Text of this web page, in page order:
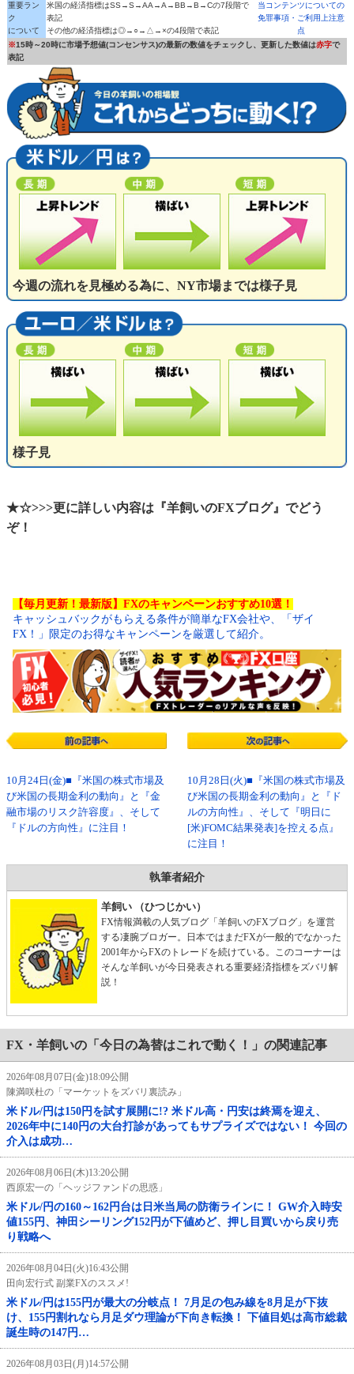
重要ラン
ク
について
米国の経済指標はSS→S→AA→A→BB→B→Cの7段階で
表記
その他の経済指標は◎→○→△→×の4段階で表記
当コンテンツについての
免罪事項・ご利用上注意
点
※15時～20時に市場予想値(コンセンサス)の最新の数値をチェックし、更新した数値は赤字で
表記
今週の流れを見極める為に、NY市場までは様子見
様子見
★☆>>>更に詳しい内容は『羊飼いのFXブログ』でどう
ぞ！
【毎月更新！最新版】FXのキャンペーンおすすめ10選！
キャッシュバックがもらえる条件が簡単なFX会社や、「ザイ
FX！」限定のお得なキャンペーンを厳選して紹介。
10月24日(金)■『米国の株式市場及
び米国の長期金利の動向』と『金
融市場のリスク許容度』、そして
『ドルの方向性』に注目！
10月28日(火)■『米国の株式市場及
び米国の長期金利の動向』と『ド
ルの方向性』、そして『明日に
[米)FOMC結果発表]を控える点』
に注目！
執筆者紹介
羊飼い （ひつじかい）
FX情報満載の人気ブログ「羊飼いのFXブログ」を運営
する凄腕ブロガー。日本ではまだFXが一般的でなかった
2001年からFXのトレードを続けている。このコーナーは
そんな羊飼いが今日発表される重要経済指標をズバリ解
説！
FX・羊飼いの「今日の為替はこれで動く！」の関連記事
2026年08月07日(金)18:09公開
陳満咲杜の「マーケットをズバリ裏読み」
米ドル/円は150円を試す展開に!? 米ドル高・円安は終焉を迎え、
2026年中に140円の大台打診があってもサプライズではない！ 今回の
介入は成功…
2026年08月06日(木)13:20公開
西原宏一の「ヘッジファンドの思惑」
米ドル/円の160～162円台は日米当局の防衛ラインに！ GW介入時安
値155円、神田シーリング152円が下値めど、押し目買いから戻り売
り戦略へ
2026年08月04日(火)16:43公開
田向宏行式 副業FXのススメ!
米ドル/円は155円が最大の分岐点！ 7月足の包み線を8月足が下抜
け、155円割れなら月足ダウ理論が下向き転換！ 下値目処は高市総裁
誕生時の147円…
2026年08月03日(月)14:57公開